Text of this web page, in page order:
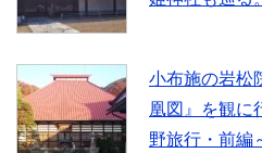
小布施の岩松
凰図』を観に
野旅行・前編